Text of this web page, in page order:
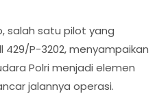
salah satu pilot yang
429/P-3202, menyampaikan
Polri menjadi elemen
jalannya operasi.